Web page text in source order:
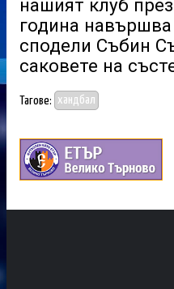
нашият клуб
година навършва
сподели Събин
саковете на
Тагове: хандбал